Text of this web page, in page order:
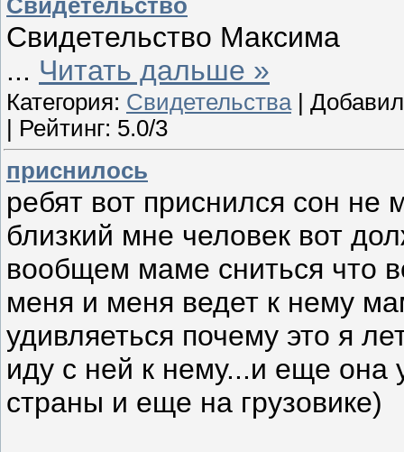
Свидетельство
Свидетельство Максима
... Читать дальше »
Категория: Свидетельства|
| Рейтинг: 5.0/3
приснилось
ребят вот приснился сон
близкий мне человек вот
вообщем маме сниться что
меня и меня ведет к нему
удивляеться почему это я
иду с ней к нему...и еще она
страны и еще на грузовике)